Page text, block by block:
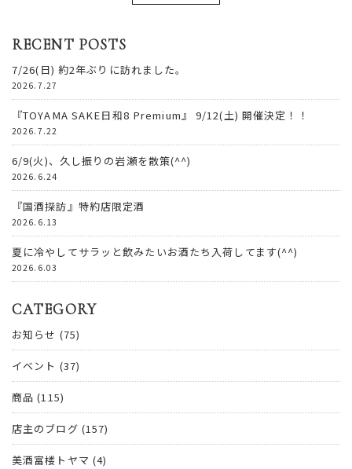
RECENT POSTS
7/26(日) 約2年ぶりに訪れました。
2026.7.27
『TOYAMA SAKE日和8 Premium』 9/12(土) 開催決定！！
2026.7.22
6/9(火)、久し振りの岩瀬を散策(^^)
2026.6.24
『国酒探訪』特約店限定酒
2026.6.13
夏に冷やしてサラッと飲みたいお酒たち入荷してます(^^)
2026.6.03
CATEGORY
お知らせ (75)
イベント (37)
商品 (115)
店主のブログ (157)
美酒富楼トヤマ (4)